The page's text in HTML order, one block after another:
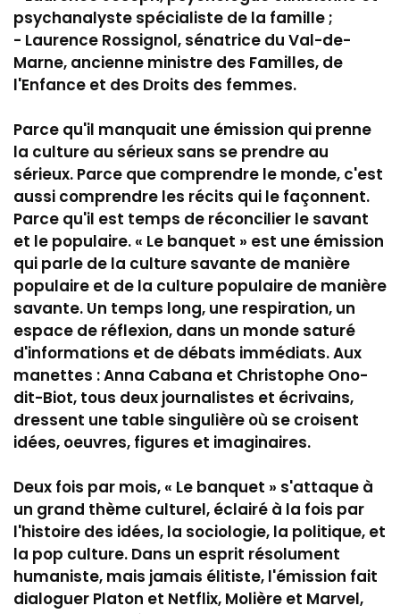
psychanalyste spécialiste de la famille ;
- Laurence Rossignol, sénatrice du Val-de-
Marne, ancienne ministre des Familles, de
l'Enfance et des Droits des femmes.
Parce qu'il manquait une émission qui prenne
la culture au sérieux sans se prendre au
sérieux. Parce que comprendre le monde, c'est
aussi comprendre les récits qui le façonnent.
Parce qu'il est temps de réconcilier le savant
et le populaire. « Le banquet » est une émission
qui parle de la culture savante de manière
populaire et de la culture populaire de manière
savante. Un temps long, une respiration, un
espace de réflexion, dans un monde saturé
d'informations et de débats immédiats. Aux
manettes : Anna Cabana et Christophe Ono-
dit-Biot, tous deux journalistes et écrivains,
dressent une table singulière où se croisent
idées, oeuvres, figures et imaginaires.
Deux fois par mois, « Le banquet » s'attaque à
un grand thème culturel, éclairé à la fois par
l'histoire des idées, la sociologie, la politique, et
la pop culture. Dans un esprit résolument
humaniste, mais jamais élitiste, l'émission fait
dialoguer Platon et Netflix, Molière et Marvel,